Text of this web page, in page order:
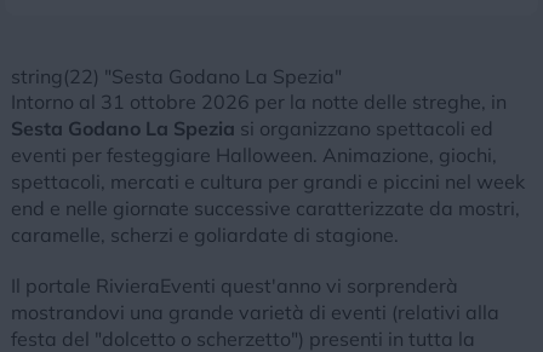
string(22) "Sesta Godano La Spezia"
Intorno al 31 ottobre 2026 per la notte delle streghe, in
Sesta Godano La Spezia si organizzano spettacoli ed
eventi per festeggiare Halloween. Animazione, giochi,
spettacoli, mercati e cultura per grandi e piccini nel week
end e nelle giornate successive caratterizzate da mostri,
caramelle, scherzi e goliardate di stagione.
Il portale RivieraEventi quest'anno vi sorprenderà
mostrandovi una grande varietà di eventi (relativi alla
festa del "dolcetto o scherzetto") presenti in tutta la